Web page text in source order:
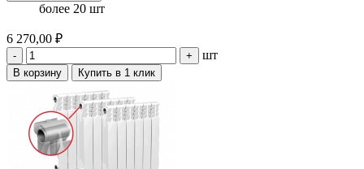
более 20 шт
6 270,00 ₽
- + шт
В корзину Купить в 1 клик